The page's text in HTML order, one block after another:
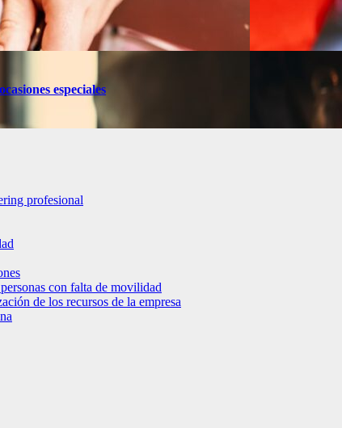
especiales
profesional
con falta de movilidad
de los recursos de la empresa